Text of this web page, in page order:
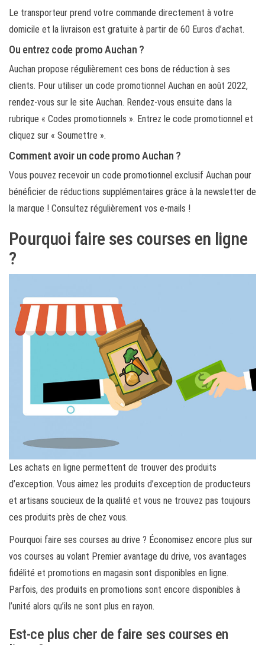
Le transporteur prend votre commande directement à votre
domicile et la livraison est gratuite à partir de 60 Euros d’achat.
Ou entrez code promo Auchan ?
Auchan propose régulièrement ces bons de réduction à ses
clients. Pour utiliser un code promotionnel Auchan en août 2022,
rendez-vous sur le site Auchan. Rendez-vous ensuite dans la
rubrique « Codes promotionnels ». Entrez le code promotionnel et
cliquez sur « Soumettre ».
Comment avoir un code promo Auchan ?
Vous pouvez recevoir un code promotionnel exclusif Auchan pour
bénéficier de réductions supplémentaires grâce à la newsletter de
la marque ! Consultez régulièrement vos e-mails !
Pourquoi faire ses courses en ligne
?
Les achats en ligne permettent de trouver des produits
d’exception. Vous aimez les produits d’exception de producteurs
et artisans soucieux de la qualité et vous ne trouvez pas toujours
ces produits près de chez vous.
Pourquoi faire ses courses au drive ? Économisez encore plus sur
vos courses au volant Premier avantage du drive, vos avantages
fidélité et promotions en magasin sont disponibles en ligne.
Parfois, des produits en promotions sont encore disponibles à
l’unité alors qu’ils ne sont plus en rayon.
Est-ce plus cher de faire ses courses en